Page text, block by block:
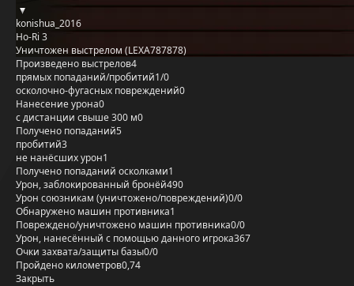
konishua_2016
Ho-Ri 3
Уничтожен выстрелом (LEXA787878)
Произведено выстрелов4
прямых попаданий/пробитий1/0
осколочно-фугасных повреждений0
Нанесение урона0
с дистанции свыше 300 м0
Получено попаданий5
пробитий3
не нанёсших урон1
Получено попаданий осколками1
Урон, заблокированный бронёй490
Урон союзникам (уничтожено/повреждений)0/0
Обнаружено машин противника1
Повреждено/уничтожено машин противника0/0
Урон, нанесённый с помощью данного игрока367
Очки захвата/защиты базы0/0
Пройдено километров0,74
Закрыть